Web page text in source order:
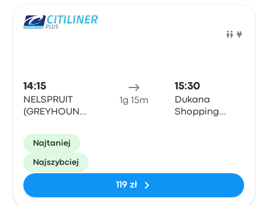
14:15
NELSPRUIT
(GREYHOUND
Greyhound
Office, 17
Samora
Machel Street
1g 15m
15:30
Dukana
Shopping
Najtaniej
Najszybciej
119 zł